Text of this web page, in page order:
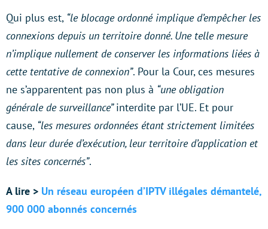
Qui plus est, “le blocage ordonné implique d’empêcher les
connexions depuis un territoire donné. Une telle mesure
n’implique nullement de conserver les informations liées à
cette tentative de connexion”. Pour la Cour, ces mesures
ne s’apparentent pas non plus à “une obligation
générale de surveillance”interdite par l’UE. Et pour
cause, “les mesures ordonnées étant strictement limitées
dans leur durée d’exécution, leur territoire d’application et
les sites concernés”.
A lire > Un réseau européen d’IPTV illégales démantelé,
900 000 abonnés concernés